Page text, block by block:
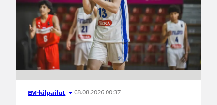
EM-kilpailut 08.08.2026 00:37